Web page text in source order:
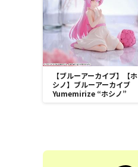
【ブルーアーカイブ】【ホ
シノ】ブルーアーカイブ
Yumemirize “ホシノ”